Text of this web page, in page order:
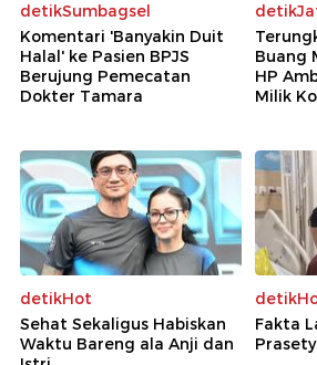
detikSumbagsel
Komentari 'Banyakin Duit
Halal' ke Pasien BPJS
Berujung Pemecatan
Dokter Tamara
Buang
HP
Milik
detikHot
Sehat Sekaligus Habiskan
Waktu Bareng ala Anji dan
Fakta